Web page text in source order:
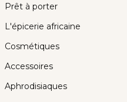
Prêt à porter
L'épicerie africaine
Cosmétiques
Accessoires
Aphrodisiaques